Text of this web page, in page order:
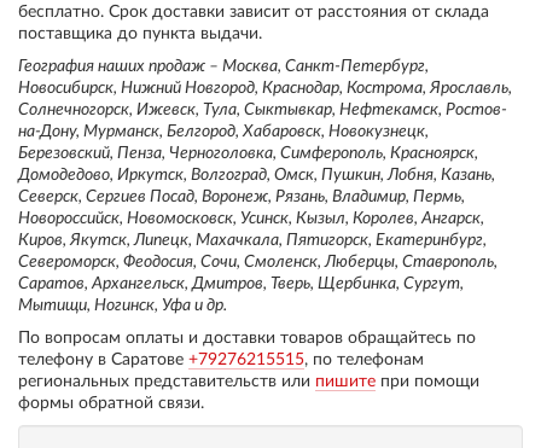
бесплатно. Срок доставки зависит от расстояния от склада
поставщика до пункта выдачи.
География наших продаж – Москва, Санкт-Петербург,
Новосибирск, Нижний Новгород, Краснодар, Кострома, Ярославль,
Солнечногорск, Ижевск, Тула, Сыктывкар, Нефтекамск, Ростов-
на-Дону, Мурманск, Белгород, Хабаровск, Новокузнецк,
Березовский, Пенза, Черноголовка, Симферополь, Красноярск,
Домодедово, Иркутск, Волгоград, Омск, Пушкин, Лобня, Казань,
Северск, Сергиев Посад, Воронеж, Рязань, Владимир, Пермь,
Новороссийск, Новомосковск, Усинск, Кызыл, Королев, Ангарск,
Киров, Якутск, Липецк, Махачкала, Пятигорск, Екатеринбург,
Североморск, Феодосия, Сочи, Смоленск, Люберцы, Ставрополь,
Саратов, Архангельск, Дмитров, Тверь, Щербинка, Сургут,
Мытищи, Ногинск, Уфа и др.
По вопросам оплаты и доставки товаров обращайтесь по
телефону в Саратове +79276215515, по телефонам
региональных представительств или пишите при помощи
формы обратной связи.